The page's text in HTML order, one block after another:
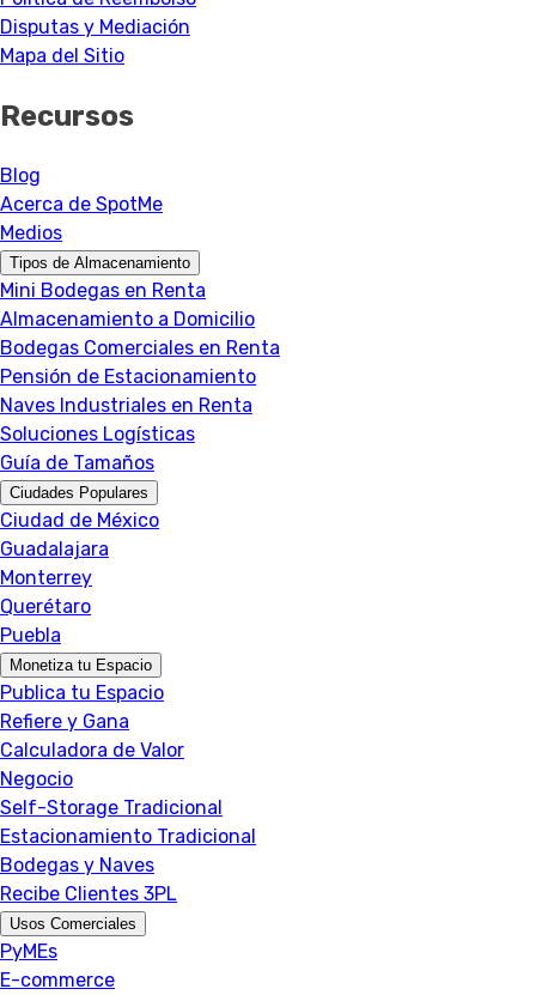
Disputas y Mediación
Mapa del Sitio
Recursos
Blog
Acerca de SpotMe
Medios
Tipos de Almacenamiento
Mini Bodegas en Renta
Almacenamiento a Domicilio
Bodegas Comerciales en Renta
Pensión de Estacionamiento
Naves Industriales en Renta
Soluciones Logísticas
Guía de Tamaños
Ciudades Populares
Ciudad de México
Guadalajara
Monterrey
Querétaro
Puebla
Monetiza tu Espacio
Publica tu Espacio
Refiere y Gana
Calculadora de Valor
Negocio
Self-Storage Tradicional
Estacionamiento Tradicional
Bodegas y Naves
Recibe Clientes 3PL
Usos Comerciales
PyMEs
E-commerce